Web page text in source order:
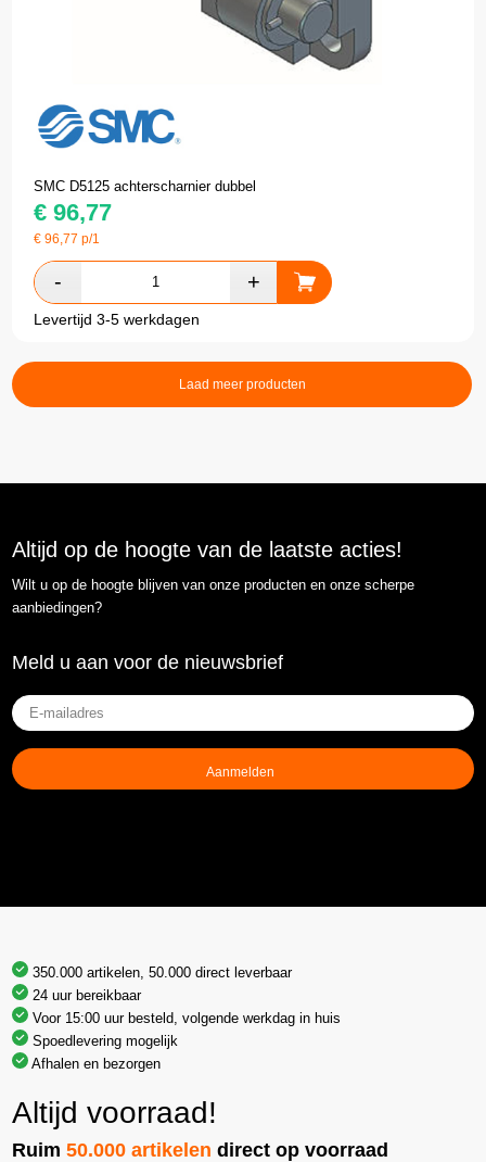
SMC D5125 achterscharnier dubbel
€ 96,77
€96,77 p/1
Levertijd 3-5 werkdagen
Laad meer producten
Altijd op de hoogte van de laatste acties!
Wilt u op de hoogte blijven van onze producten en onze scherpe
aanbiedingen?
Meld u aan voor de nieuwsbrief
E-
mailadres
(Vereist)
350.000 artikelen, 50.000 direct leverbaar
24 uur bereikbaar
Voor 15:00 uur besteld, volgende werkdag in huis
Spoedlevering mogelijk
Afhalen en bezorgen
Altijd voorraad!
Ruim50.000 artikelen direct op voorraad